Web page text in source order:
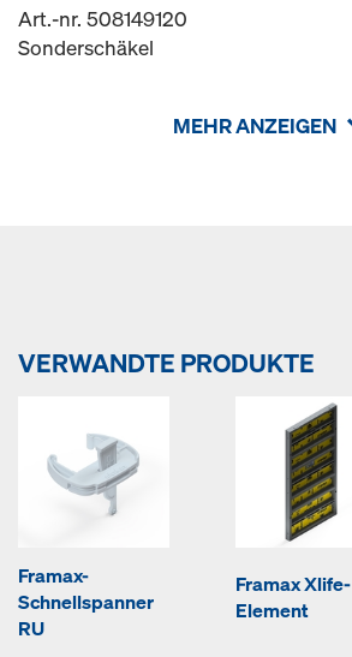
Art.-nr. 508149120
Sonderschäkel
MEHR ANZEIGEN
VERWANDTE PRODUKTE
Framax-
Schnellspanner
RU
Framax Xlife-
Element